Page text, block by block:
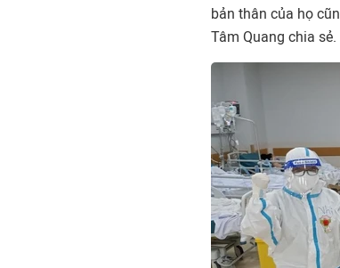
bản thân của họ
Tâm Quang chia sẻ.